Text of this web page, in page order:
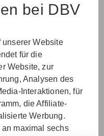
bei DBV
Website
für die
Website, zur
Analysen des
Interaktionen, für
die Affiliate-
Werbung.
an maximal sechs
WEI­TER